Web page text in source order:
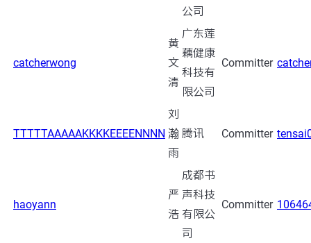
公司
catcherwong
黄
文
清
广东莲
藕健康
科技有
限公司
Committer
TTTTTAAAAAKKKKEEEENNNN
刘
瀚
雨
腾讯 Committer
haoyann
严
浩
成都书
声科技
有限公
司
Committer